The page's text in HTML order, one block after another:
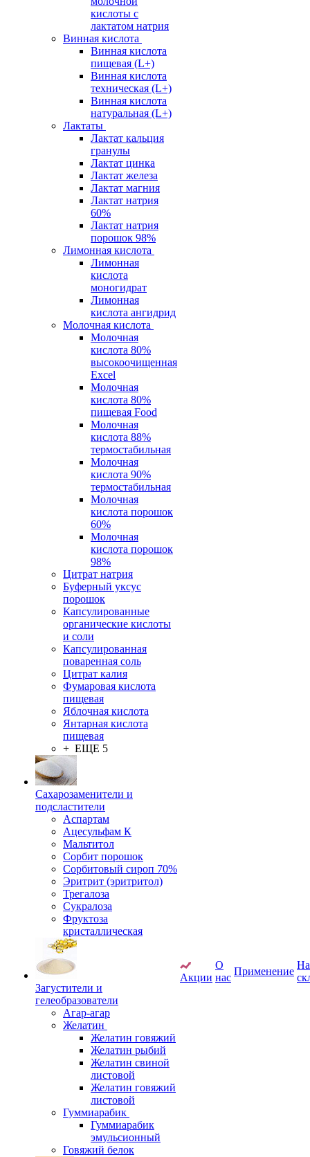
кислоты с
лактатом натрия
Винная кислота
Винная кислота
пищевая (L+)
Винная кислота
техническая (L+)
Винная кислота
натуральная (L+)
Лактаты
Лактат кальция
гранулы
Лактат цинка
Лактат железа
Лактат магния
Лактат натрия
60%
Лактат натрия
порошок 98%
Лимонная кислота
Лимонная
кислота
моногидрат
Лимонная
кислота ангидрид
Молочная кислота
Молочная
кислота 80%
высокоочищенная
Excel
Молочная
кислота 80%
пищевая Food
Молочная
кислота 88%
термостабильная
Молочная
кислота 90%
термостабильная
Молочная
кислота порошок
60%
Молочная
кислота порошок
98%
Цитрат натрия
Буферный уксус
порошок
Капсулированные
органические кислоты
и соли
Капсулированная
поваренная соль
Цитрат калия
Фумаровая кислота
пищевая
Яблочная кислота
Янтарная кислота
пищевая
+ ЕЩЕ 5
Сахарозаменители и
подсластители
Аспартам
Ацесульфам К
Мальтитол
Сорбит порошок
Сорбитовый сироп 70%
Эритрит (эритритол)
Трегалоза
Сукралоза
Фруктоза
кристаллическая
Загустители и
гелеобразователи
Агар-агар
Желатин
Желатин говяжий
Желатин рыбий
Желатин свиной
листовой
Желатин говяжий
листовой
Гуммиарабик
Гуммиарабик
эмульсионный
Говяжий белок
Акции
О
нас
Применение